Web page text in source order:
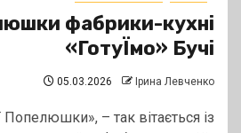
фабрики-кухні
«ГотуЇмо» Бучі
05.03.2026 Ірина Левченко
– так вітається із